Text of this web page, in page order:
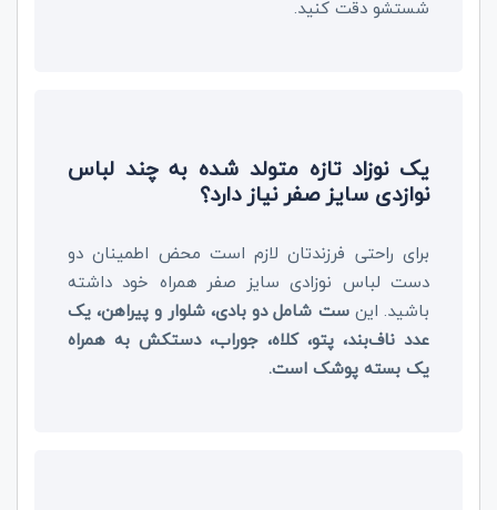
شستشو دقت کنید.
یک نوزاد تازه متولد شده به چند لباس
نوازدی سایز صفر نیاز دارد؟
برای راحتی فرزندتان لازم است محض اطمینان دو
دست لباس نوزادی سایز صفر همراه خود داشته
باشید. اینست شامل دو بادی، شلوار و پیراهن، یک
عدد ناف‌بند، پتو، کلاه، جوراب، دستکش به همراه
یک بسته پوشک است.